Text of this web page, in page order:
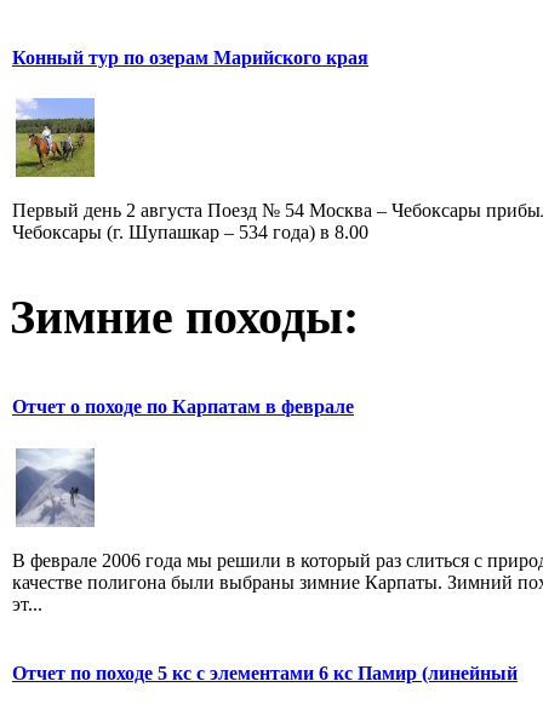
Конный тур по озерам Марийского края
Первый день 2 августа Поезд № 54 Москва – Чебоксары
Чебоксары (г. Шупашкар – 534 года) в 8.00
Зимние походы:
Отчет о походе по Карпатам в феврале
В феврале 2006 года мы решили в который раз слиться с
качестве полигона были выбраны зимние Карпаты. Зимний
эт...
Отчет по походе 5 кс c элементами 6 кс Памир (линейный